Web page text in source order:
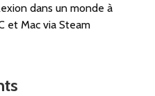
dans un monde à
et Mac via Steam